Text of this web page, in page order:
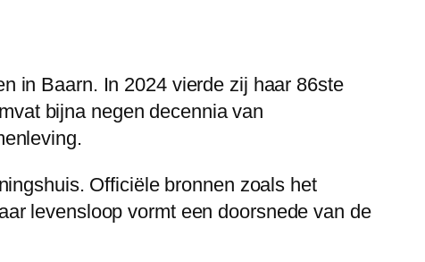
in Baarn. In 2024 vierde zij haar 86ste
bijna negen decennia van
Officiële bronnen zoals het
levensloop vormt een doorsnede van de